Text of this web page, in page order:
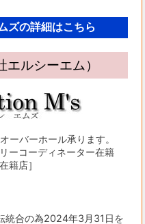
ズの詳細はこちら
ルシーエム）
ーバーホール承ります。
ーコーディネーター在籍
籍店］
統合の為2024年3月31日を